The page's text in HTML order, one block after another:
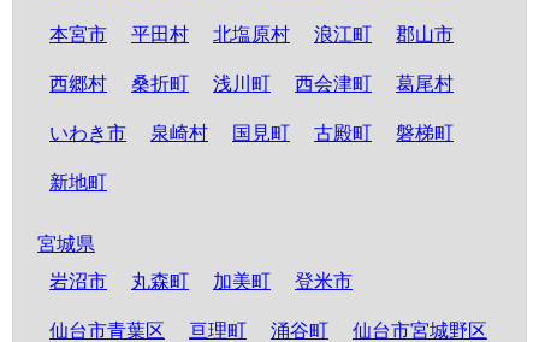
本宮市 平田村 北塩原村 浪江町 郡山市
西郷村 桑折町 浅川町 西会津町 葛尾村
いわき市 泉崎村 国見町 古殿町 磐梯町
新地町
宮城県
岩沼市
丸森町 加美町 登米市
仙台市青葉区 亘理町 涌谷町 仙台市宮城野区